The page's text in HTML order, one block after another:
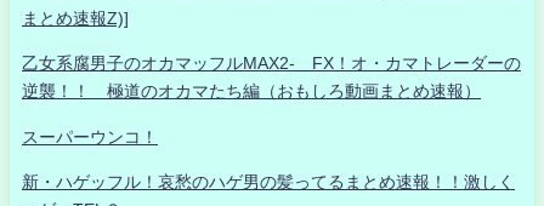
まとめ速報Z)]
乙女系腐男子のオカマッフルMAX2- FX！オ・カマトレーダーの
逆襲！！ 極道のオカマたち編（おもしろ動画まとめ速報）
スーパーウンコ！
新・ハゲッフル！哀愁のハゲ男の髪ってるまとめ速報！！激しく